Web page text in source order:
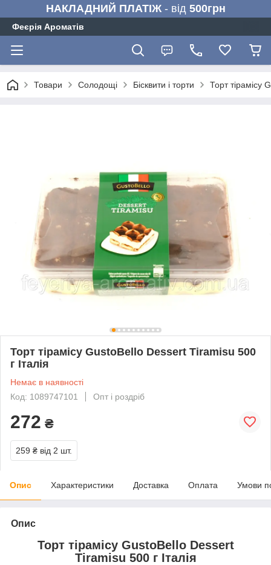
НАКЛАДНИЙ ПЛАТІЖ- від 500грн
Феєрія Ароматів
Товари Солодощі Бісквити і торти Торт тірамісу
Торт тірамісу GustoBello Dessert Tiramisu 500
г Італія
Немає в наявності
Код: 1089747101
Опт і роздріб
272 ₴
259 ₴ від 2 шт.
Опис Характеристики Доставка Оплата Умови
Опис
Торт тірамісу GustoBello Dessert
Tiramisu 500 г Італія